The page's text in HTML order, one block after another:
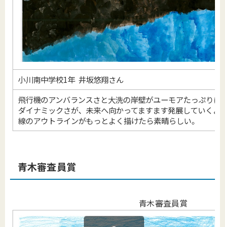
小川南中学校1年 井坂悠翔さん
飛行機のアンバランスさと大洗の岸壁がユーモアたっぷりに
ダイナミックさが、未来へ向かってますます発展していくよ
線のアウトラインがもっとよく描けたら素晴らしい。
青木審査員賞
青木審査員賞